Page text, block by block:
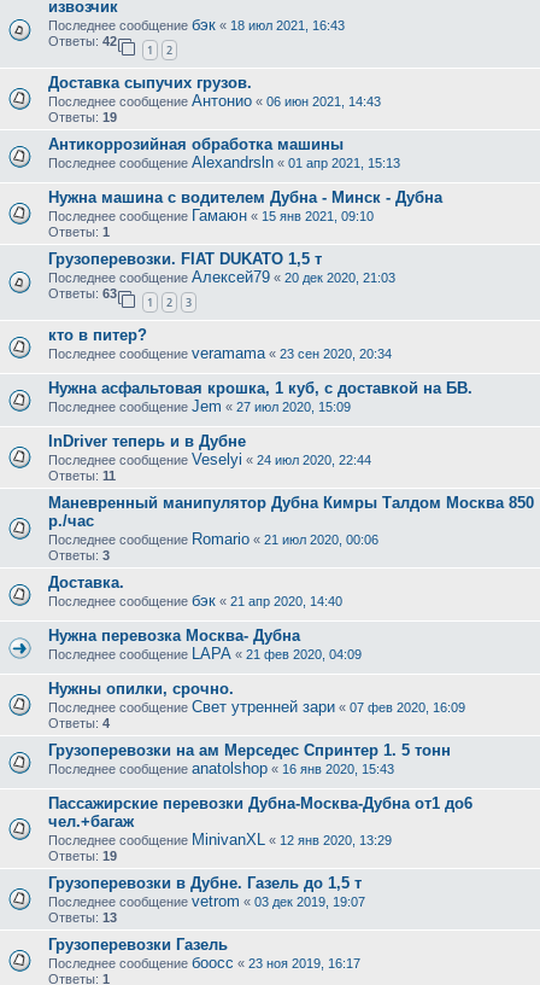
извозчик
Последнее сообщение бэк « 18 июл 2021, 16:43
Ответы: 42
1 2
Доставка сыпучих грузов.
Последнее сообщение Антонио « 06 июн 2021, 14:43
Ответы: 19
Антикоррозийная обработка машины
Последнее сообщение Alexandrsln « 01 апр 2021, 15:13
Нужна машина с водителем Дубна - Минск - Дубна
Последнее сообщение Гамаюн « 15 янв 2021, 09:10
Ответы: 1
Грузоперевозки. FIAT DUKATO 1,5 т
Последнее сообщение Алексей79 « 20 дек 2020, 21:03
Ответы: 63
1 2 3
кто в питер?
Последнее сообщение veramama « 23 сен 2020, 20:34
Нужна асфальтовая крошка, 1 куб, с доставкой на БВ.
Последнее сообщение Jem « 27 июл 2020, 15:09
InDriver теперь и в Дубне
Последнее сообщение Veselyi « 24 июл 2020, 22:44
Ответы: 11
Маневренный манипулятор Дубна Кимры Талдом Москва 850
р./час
Последнее сообщение Romario « 21 июл 2020, 00:06
Ответы: 3
Доставка.
Последнее сообщение бэк « 21 апр 2020, 14:40
Нужна перевозка Москва- Дубна
Последнее сообщение LAPA « 21 фев 2020, 04:09
Нужны опилки, срочно.
Последнее сообщение Свет утренней зари « 07 фев 2020, 16:09
Ответы: 4
Грузоперевозки на ам Мерседес Спринтер 1. 5 тонн
Последнее сообщение anatolshop « 16 янв 2020, 15:43
Пассажирские перевозки Дубна-Москва-Дубна от1 до6
чел.+багаж
Последнее сообщение MinivanXL « 12 янв 2020, 13:29
Ответы: 19
Грузоперевозки в Дубне. Газель до 1,5 т
Последнее сообщение vetrom « 03 дек 2019, 19:07
Ответы: 13
Грузоперевозки Газель
Последнее сообщение боосс « 23 ноя 2019, 16:17
Ответы: 1